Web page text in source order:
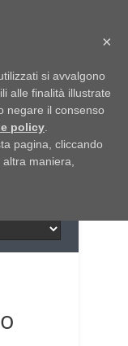
×
si avvalgono
alle finalità illustrate
negare il consenso
policy
pagina, cliccando
maniera,